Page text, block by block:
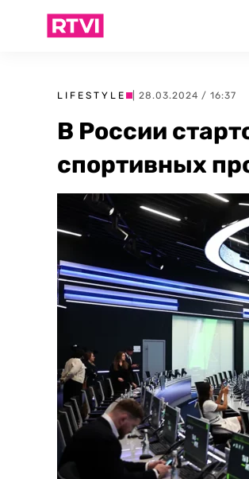
LIFESTYLE | 28.03.2024 / 16:37
В России
спортивных